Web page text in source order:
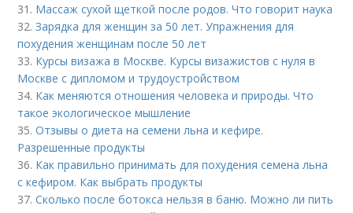
31. Массаж сухой щеткой после родов. Что говорит наука
32.Зарядка для женщин за 50 лет. Упражнения для
похудения женщинам после 50 лет
33. Курсы визажа в Москве. Курсы визажистов с нуля в
Москве с дипломом и трудоустройством
34. Как меняются отношения человека и природы. Что
такое экологическое мышление
35.Отзывы о диета на семени льна и кефире.
Разрешенные продукты
36. Как правильно принимать для похудения семена льна
с кефиром. Как выбрать продукты
37.Сколько после ботокса нельзя в баню. Можно ли пить